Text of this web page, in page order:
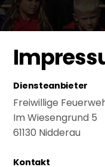
Diensteanbieter
Freiwillige
Im Wiesengrund 5
61130 Nidderau
Kontakt